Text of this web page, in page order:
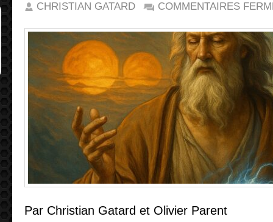
CHRISTIAN GATARD COMMENTAIRES
Par Christian Gatard et Olivier Parent
➦ Si